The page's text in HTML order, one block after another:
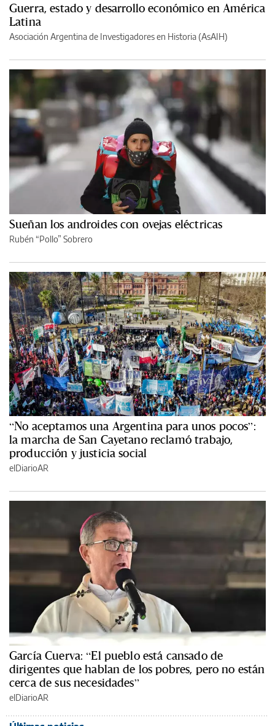
Guerra, estado y desarrollo económico en América
Latina
Asociación Argentina de Investigadores en Historia (AsAIH)
Sueñan los androides con ovejas eléctricas
Rubén “Pollo” Sobrero
“No aceptamos una Argentina para unos pocos”:
la marcha de San Cayetano reclamó trabajo,
producción y justicia social
elDiarioAR
García Cuerva: “El pueblo está cansado de
dirigentes que hablan de los pobres, pero no están
cerca de sus necesidades”
elDiarioAR